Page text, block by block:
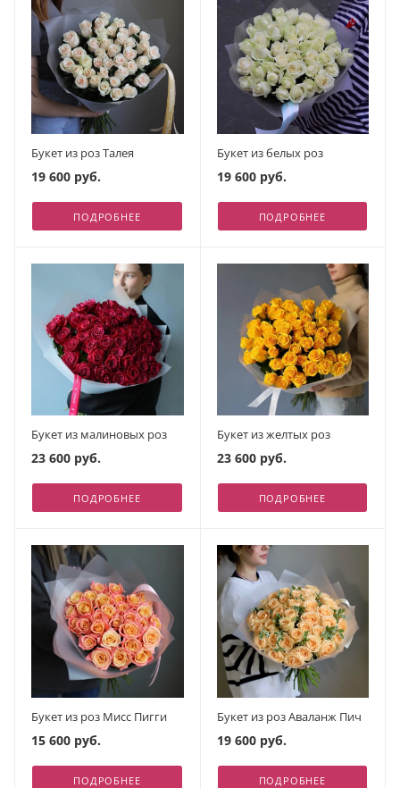
Букет из роз Талея
19 600 руб.
ПОДРОБНЕЕ
Букет из белых роз
19 600 руб.
ПОДРОБНЕЕ
Букет из малиновых роз
23 600 руб.
ПОДРОБНЕЕ
Букет из желтых роз
23 600 руб.
ПОДРОБНЕЕ
Букет из роз Мисс Пигги
15 600 руб.
ПОДРОБНЕЕ
Букет из роз Аваланж Пич
19 600 руб.
ПОДРОБНЕЕ